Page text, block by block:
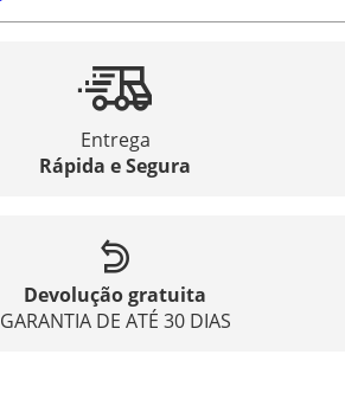
Entrega
Rápida e Segura
Devolução gratuita
GARANTIA DE ATÉ 30 DIAS